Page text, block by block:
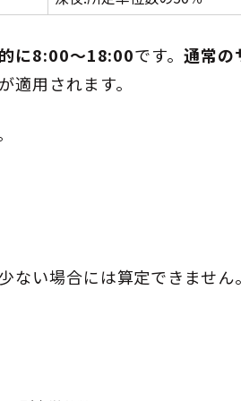
に8:00〜18:00です。 通常の
適用されます。
い場合には算定できません。